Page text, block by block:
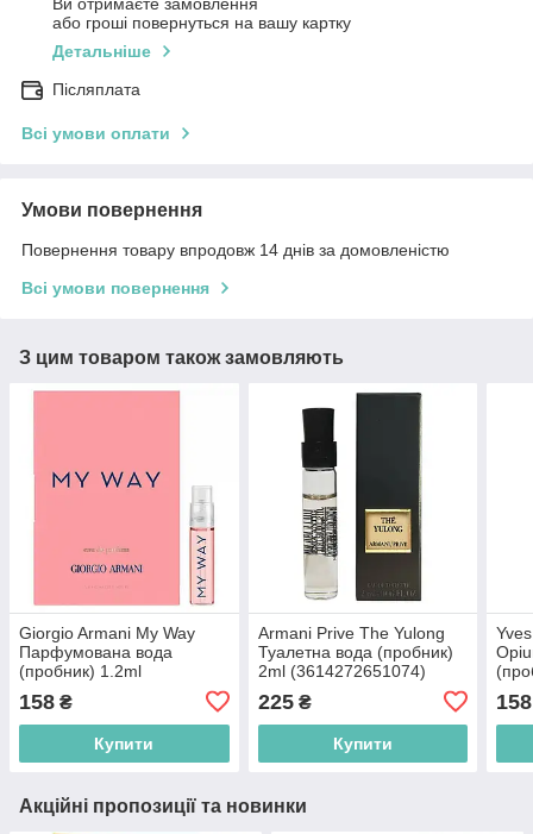
Ви отримаєте замовлення
або гроші повернуться на вашу картку
Детальніше
Післяплата
Всі умови оплати
Умови повернення
Повернення товару впродовж 14 днів за домовленістю
Всі умови повернення
З цим товаром також замовляють
Giorgio Armani My Way
Парфумована вода
(пробник) 1.2ml
158 ₴
Купити
Armani Prive The Yulong
Туалетна вода (пробник)
2ml (3614272651074)
225₴
Купити
158
Акційні пропозиції та новинки